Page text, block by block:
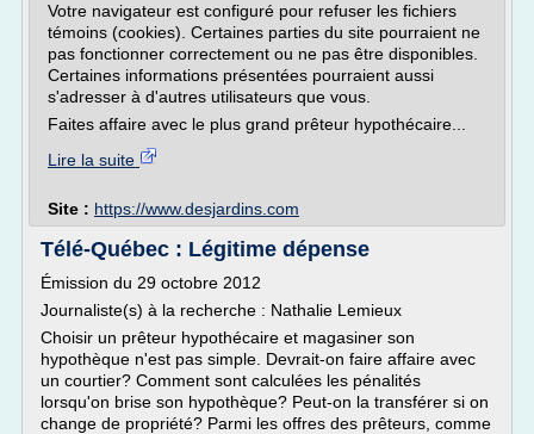
Votre navigateur est configuré pour refuser les fichiers
témoins (cookies). Certaines parties du site pourraient ne
pas fonctionner correctement ou ne pas être disponibles.
Certaines informations présentées pourraient aussi
s'adresser à d'autres utilisateurs que vous.
Faites affaire avec le plus grand prêteur hypothécaire...
Lire la suite
Site : https://www.desjardins.com
Télé-Québec : Légitime dépense
Émission du 29 octobre 2012
Journaliste(s) à la recherche : Nathalie Lemieux
Choisir un prêteur hypothécaire et magasiner son
hypothèque n'est pas simple. Devrait-on faire affaire avec
un courtier? Comment sont calculées les pénalités
lorsqu'on brise son hypothèque? Peut-on la transférer si on
change de propriété? Parmi les offres des prêteurs, comme